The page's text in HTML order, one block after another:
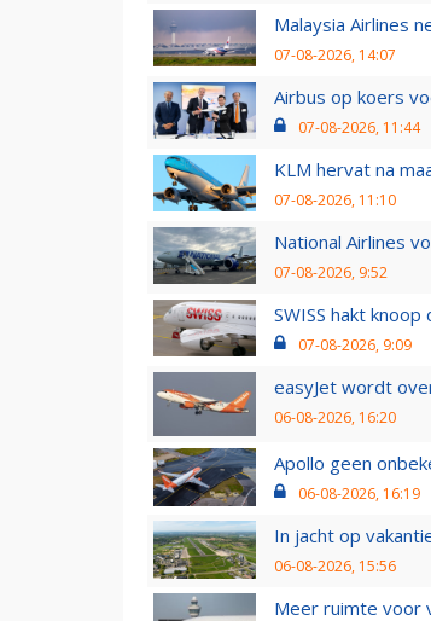
Malaysia Airlines
07-08-2026, 14:07
Airbus op koers
07-08-2026, 11:44
KLM hervat na
07-08-2026, 11:10
National Airlines
07-08-2026, 9:52
SWISS hakt
07-08-2026, 9:09
easyJet wordt
06-08-2026, 16:20
Apollo geen
06-08-2026, 16:19
In jacht op
06-08-2026, 15:56
Meer ruimte voor